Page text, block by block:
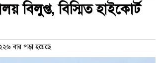
বিলুপ্ত, বিস্মিত হাইকোর্ট
বার পড়া হয়েছে